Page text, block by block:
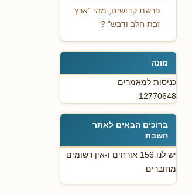
פרשת קדושים, מהי "ארץ
זבת חלב ודבש" ?
מונה
כניסות למאמרים
12770648
ברוכים הבאים לאתר
השבת
יש לנו 156 אורחים ו-אין רשומים
מחוברים